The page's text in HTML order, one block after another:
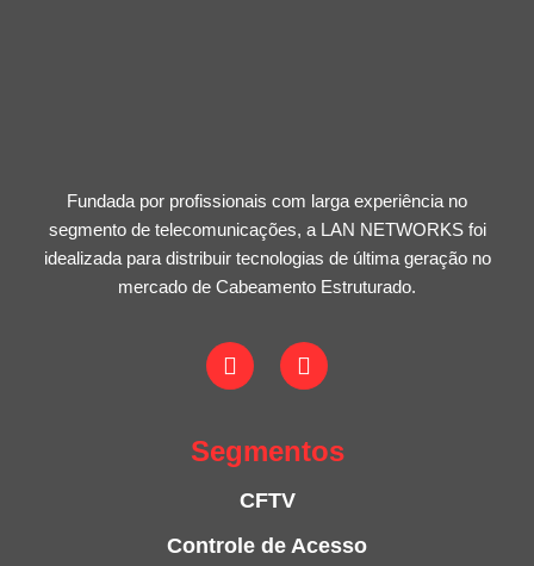
Fundada por profissionais com larga experiência no
segmento de telecomunicações, a LAN NETWORKS foi
idealizada para distribuir tecnologias de última geração no
mercado de Cabeamento Estruturado.
Segmentos
CFTV
Controle de Acesso